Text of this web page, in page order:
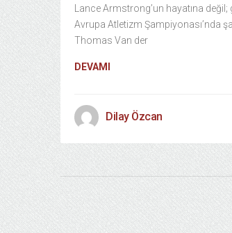
Lance Armstrong’un hayatına
Avrupa Atletizm Şampiyonası’nda
Thomas Van der
DEVAMI
Dilay Özcan